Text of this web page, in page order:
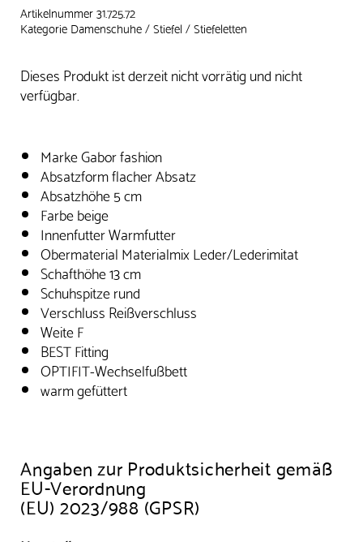
Artikelnummer 31.725.72
KategorieDamenschuhe/Stiefel/Stiefeletten
Dieses Produkt ist derzeit nicht vorrätig und nicht
verfügbar.
Marke Gabor fashion
Absatzform flacher Absatz
Absatzhöhe 5 cm
Farbe beige
Innenfutter Warmfutter
Obermaterial Materialmix Leder/Lederimitat
Schafthöhe 13 cm
Schuhspitze rund
Verschluss Reißverschluss
Weite F
BEST Fitting
OPTIFIT-Wechselfußbett
warm gefüttert
Angaben zur Produktsicherheit gemäß
EU-Verordnung
(EU) 2023/988 (GPSR)